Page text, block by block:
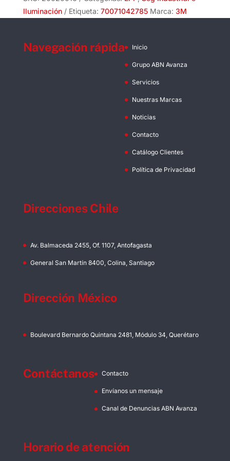
cantidad
Iluminación
Etiqueta: 70071042785 Marca: 3M
Navegación rápida Inicio
Grupo ABN Avanza
Servicios
Nuestras Marcas
Noticias
Contacto
Catálogo Clientes
Política de Privacidad
Direcciones Chile
Av. Balmaceda 2455, Of. 1107, Antofagasta
General San Martín 8400, Colina, Santiago
Dirección México
Boulevard Bernardo Quintana 2481, Módulo 34, Querétaro
Contáctanos Contacto
Envíanos un mensaje
Canal de Denuncias ABN Avanza
Horario de atención